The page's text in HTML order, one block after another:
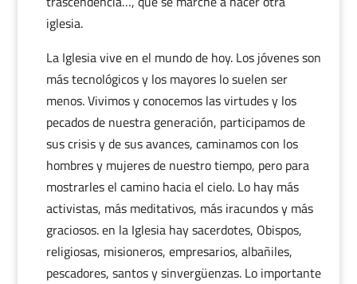
iglesia.
La Iglesia vive en el mundo de hoy. Los jóvenes son
más tecnológicos y los mayores lo suelen ser
menos. Vivimos y conocemos las virtudes y los
pecados de nuestra generación, participamos de
sus crisis y de sus avances, caminamos con los
hombres y mujeres de nuestro tiempo, pero para
mostrarles el camino hacia el cielo. Lo hay más
activistas, más meditativos, más iracundos y más
graciosos. en la Iglesia hay sacerdotes, Obispos,
religiosas, misioneros, empresarios, albañiles,
pescadores, santos y sinvergüenzas. Lo importante